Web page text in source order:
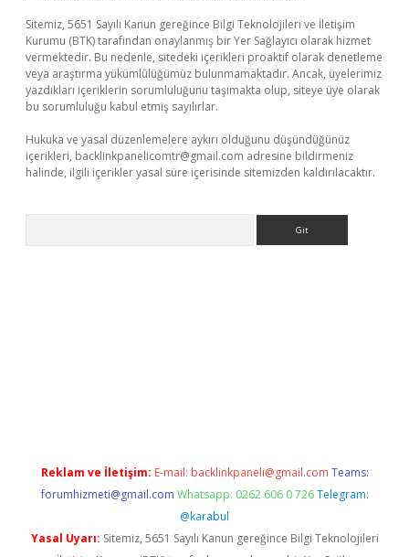
Sitemiz, 5651 Sayılı Kanun gereğince Bilgi Teknolojileri ve İletişim
Kurumu (BTK) tarafından onaylanmış bir Yer Sağlayıcı olarak hizmet
vermektedir. Bu nedenle, sitedeki içerikleri proaktif olarak denetleme
veya araştırma yükümlülüğümüz bulunmamaktadır. Ancak, üyelerimiz
yazdıkları içeriklerin sorumluluğunu taşımakta olup, siteye üye olarak
bu sorumluluğu kabul etmiş sayılırlar.
Hukuka ve yasal düzenlemelere aykırı olduğunu düşündüğünüz
içerikleri, backlinkpanelicomtr@gmail.com adresine bildirmeniz
halinde, ilgili içerikler yasal süre içerisinde sitemizden kaldırılacaktır.
Reklam ve İletişim: E-mail: backlinkpaneli@gmail.com Teams:
forumhizmeti@gmail.com Whatsapp: 0262 606 0 726 Telegram:
@karabul
Yasal Uyarı: Sitemiz, 5651 Sayılı Kanun gereğince Bilgi Teknolojileri